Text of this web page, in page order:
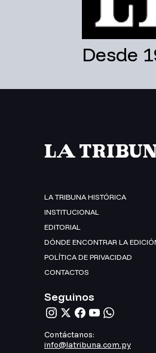
Desde
LA TRIBUNA HISTÓRICA
INSTITUCIONAL
EDITORIAL
DÓNDE ENCONTRAR LA
POLÍTICA DE PRIVACIDAD
CONTACTOS
Seguinos
Contáctanos:
info@latribuna.com.py